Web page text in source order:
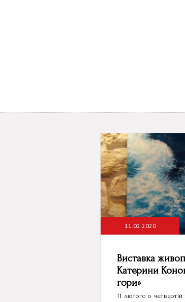
11.02.2020
Виставка
Катерини
гори»
11 лютого о